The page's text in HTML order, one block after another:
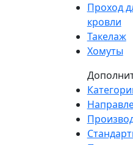
Проход
кровли
Такелаж
Хомуты